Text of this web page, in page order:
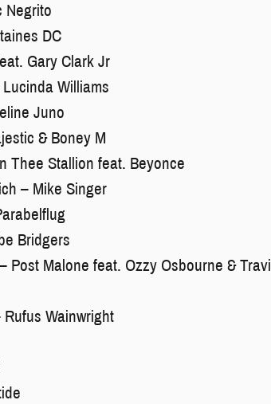
Negrito
DC
Gary Clark Jr
Williams
Juno
& Boney M
Thee Stallion feat. Beyonce
– Mike Singer
Bridgers
Post Malone feat. Ozzy Osbourne &
Wainwright